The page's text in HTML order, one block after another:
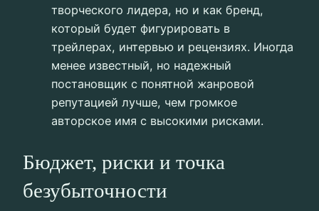
творческого лидера, но и как бренд,
который будет фигурировать в
трейлерах, интервью и рецензиях. Иногда
менее известный, но надежный
постановщик с понятной жанровой
репутацией лучше, чем громкое
авторское имя с высокими рисками.
Бюджет, риски и точка
безубыточности